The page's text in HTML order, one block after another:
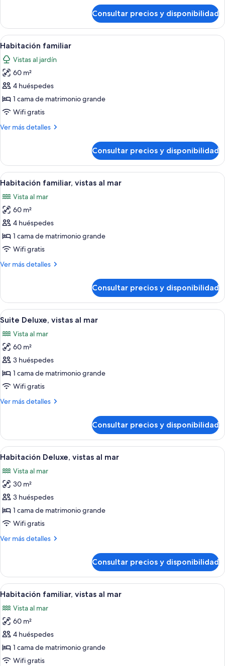
doble,
vistas
al
mar
Consultar precios y disponibilidad
Abrir
todas
las
fotos
de
Habitación
familiar
Habitación de hotel con dos camas,
6
Habitación familiar
Vistas al jardín
60 m²
4 huéspedes
1 cama de matrimonio grande
Wifi gratis
Ver más detalles
Más
familiar
Consultar precios y disponibilidad
Abrir
todas
las
fotos
de
Habitación
familiar,
al
Habitación de hotel con dos camas,
5
Habitación familiar, vistas al mar
Vista al mar
60 m²
4 huéspedes
1 cama de matrimonio grande
Wifi gratis
Ver más detalles
Más
familiar,
vistas
al
Consultar precios y disponibilidad
Abrir
todas
las
fotos
de
Suite
Deluxe,
al
Habitación de hotel con cama, sofá,
5
Suite Deluxe, vistas al mar
Vista al mar
60 m²
3 huéspedes
1 cama de matrimonio grande
Wifi gratis
Ver más detalles
Más
Deluxe,
vistas
al
Consultar precios y disponibilidad
Abrir
todas
las
fotos
de
Habitación
Deluxe,
al
Una habitación de hotel con cama,
5
Habitación Deluxe, vistas al mar
Vista al mar
30 m²
3 huéspedes
1 cama de matrimonio grande
Wifi gratis
Ver más detalles
Más
Deluxe,
vistas
al
Consultar precios y disponibilidad
Abrir
todas
las
fotos
de
Habitación
familiar,
Habitación de hotel con dos camas,
5
Habitación familiar, vistas al mar
Vista al mar
60 m²
4 huéspedes
1 cama de matrimonio grande
Wifi gratis